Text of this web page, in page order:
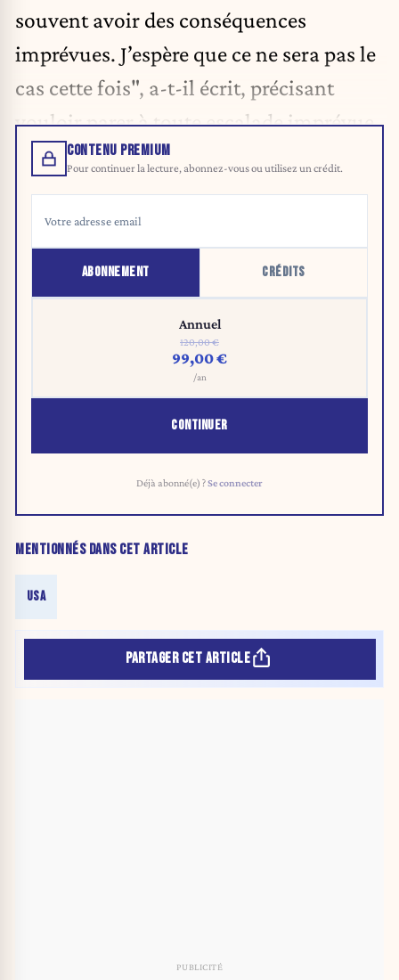
souvent avoir des conséquences
imprévues. J’espère que ce ne sera pas le
cas cette fois", a-t-il écrit, précisant
vouloir parer à toute escalade imprévue.
CONTENU PREMIUM
Pour continuer la lecture, abonnez-vous ou utilisez un crédit.
ABONNEMENT CRÉDITS
Annuel
120,00 €
99,00 €
/an
CONTINUER
Déjà abonné(e) ?Se connecter
MENTIONNÉS DANS CET ARTICLE
USA
PARTAGER CET ARTICLE